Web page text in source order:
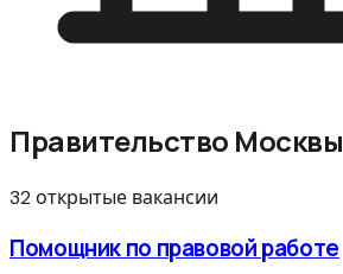
Правительство Москвы
32 открытые вакансии
Помощник по правовой работе